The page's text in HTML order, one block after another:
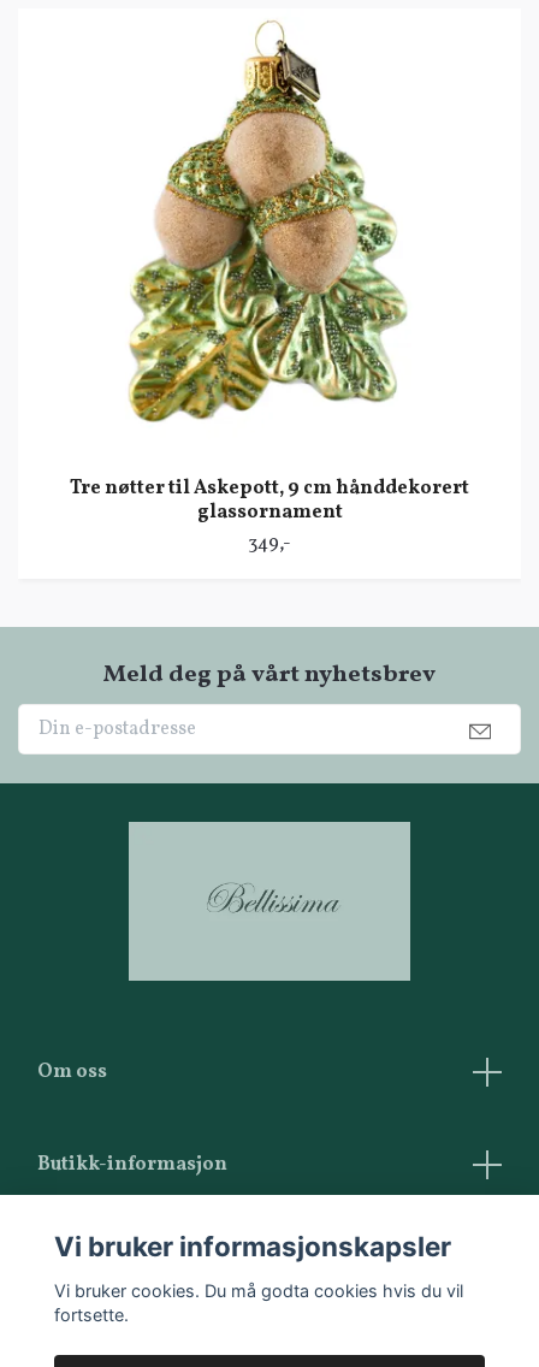
Tre nøtter til Askepott, 9 cm hånddekorert
glassornament
349,-
Meld deg på vårt nyhetsbrev
Om oss
Butikk-informasjon
Vilkår og betingelser
Kontakt oss
Vi bruker informasjonskapsler
Vi bruker cookies. Du må godta cookies hvis du vil
fortsette.